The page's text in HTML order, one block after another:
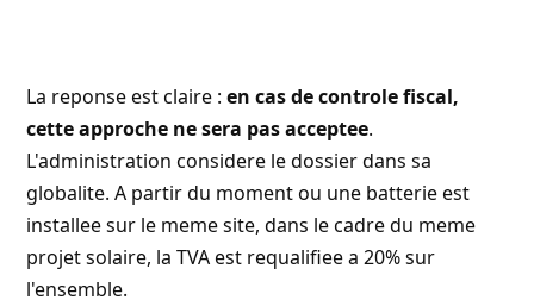
La reponse est claire :en cas de controle fiscal,
cette approche ne sera pas acceptee.
L'administration considere le dossier dans sa
globalite. A partir du moment ou une batterie est
installee sur le meme site, dans le cadre du meme
projet solaire, la TVA est requalifiee a 20% sur
l'ensemble.